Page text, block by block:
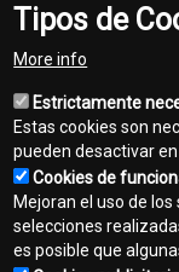
Tipos de
More info
Estrictamente
Estas cookies son
pueden desactivar
Cookies de
Mejoran el uso de
selecciones
es posible que